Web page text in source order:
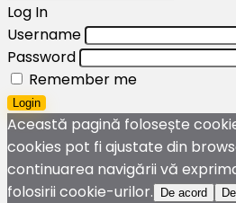
Log In
Username
Password
Remember me
Login
Această pagină folosește
cookies pot fi ajustate din
continuarea navigării vă
folosirii cookie-urilor.
De acord